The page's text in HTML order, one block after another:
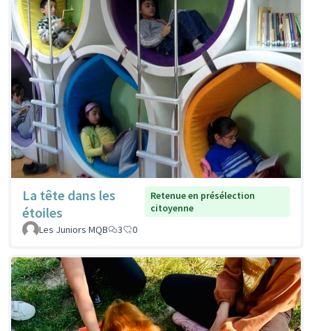
La tête dans les
étoiles
Retenue en présélection
citoyenne
Les Juniors MQB
3 0